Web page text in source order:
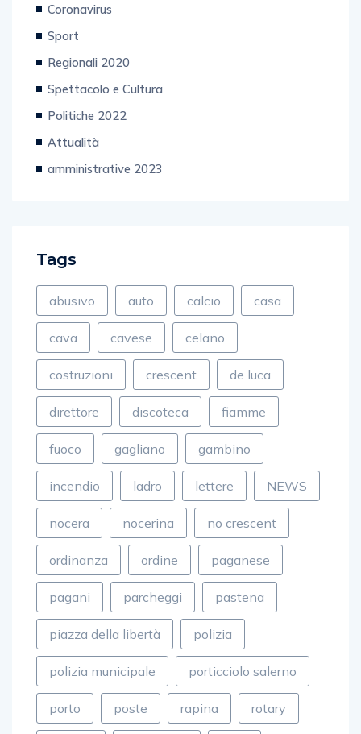
Coronavirus
Sport
Regionali 2020
Spettacolo e Cultura
Politiche 2022
Attualità
amministrative 2023
Tags
abusivo auto calcio casa
cava cavese celano
costruzioni crescent de luca
direttore discoteca fiamme
fuoco gagliano gambino
incendio ladro lettere NEWS
nocera nocerina no crescent
ordinanza ordine paganese
pagani parcheggi pastena
piazza della libertà polizia
polizia municipale porticciolo salerno
porto poste rapina rotary